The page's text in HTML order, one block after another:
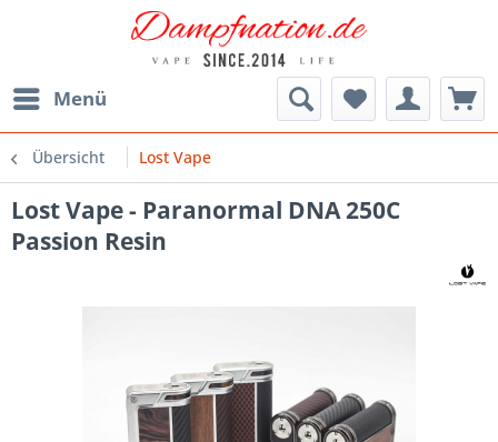
Menü
Übersicht Lost Vape
Lost Vape - Paranormal DNA 250C
Passion Resin